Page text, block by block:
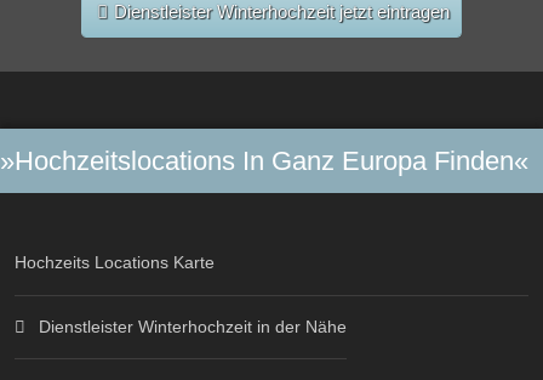
Dienstleister Winterhochzeit jetzt eintragen
»Hochzeitslocations In Ganz Europa Finden«
Hochzeits Locations Karte
Dienstleister Winterhochzeit in der Nähe